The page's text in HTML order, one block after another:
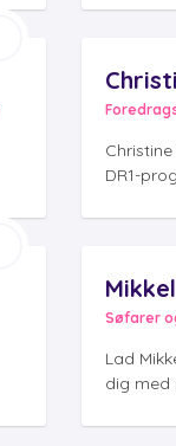
DR1-
Søfarer
Lad
dig med